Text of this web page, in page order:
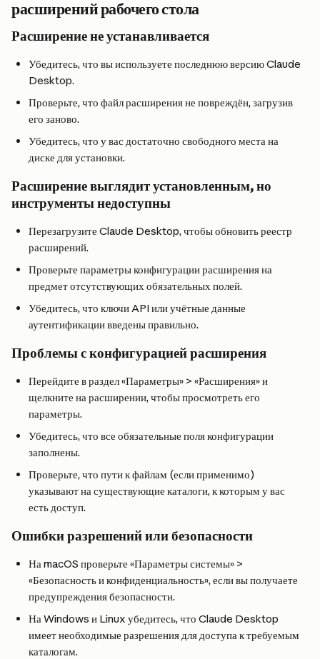
расширений рабочего стола
Расширение не устанавливается
Убедитесь, что вы используете последнюю версию Claude
Desktop.
Проверьте, что файл расширения не повреждён, загрузив
его заново.
Убедитесь, что у вас достаточно свободного места на
диске для установки.
Расширение выглядит установленным, но
инструменты недоступны
Перезагрузите Claude Desktop, чтобы обновить реестр
расширений.
Проверьте параметры конфигурации расширения на
предмет отсутствующих обязательных полей.
Убедитесь, что ключи API или учётные данные
аутентификации введены правильно.
Проблемы с конфигурацией расширения
Перейдите в раздел «Параметры» > «Расширения» и
щелкните на расширении, чтобы просмотреть его
параметры.
Убедитесь, что все обязательные поля конфигурации
заполнены.
Проверьте, что пути к файлам (если применимо)
указывают на существующие каталоги, к которым у вас
есть доступ.
Ошибки разрешений или безопасности
На macOS проверьте «Параметры системы» >
«Безопасность и конфиденциальность», если вы получаете
предупреждения безопасности.
На Windows и Linux убедитесь, что Claude Desktop
имеет необходимые разрешения для доступа к требуемым
каталогам.